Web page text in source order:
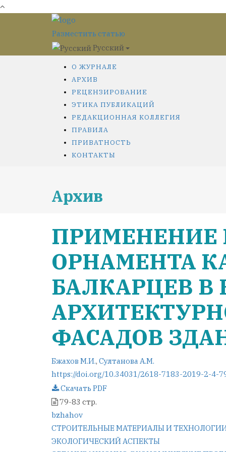
Разместить статью
Русский
О ЖУРНАЛЕ
АРХИВ
РЕЦЕНЗИРОВАНИЕ
ЭТИКА ПУБЛИКАЦИЙ
РЕДАКЦИОННАЯ КОЛЛЕГИЯ
ПРАВИЛА
ПРИВАТНОСТЬ
КОНТАКТЫ
Архив
ПРИМЕНЕНИЕ
ОРНАМЕНТА
БАЛКАРЦЕВ В
ФАСАДОВ
Бжахов М.И., Султанова А.М.
https://doi.org/10.34031/2618-7183-2019-2-4-
Скачать PDF
79-83 стр.
bzhahov
Навигация
СТРОИТЕЛЬНЫЕ МАТЕРИАЛЫ И
ЭКОЛОГИЧЕСКИЙ АСПЕКТЫ